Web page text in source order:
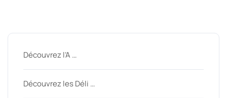
Découvrez l’A …
Découvrez les Déli …